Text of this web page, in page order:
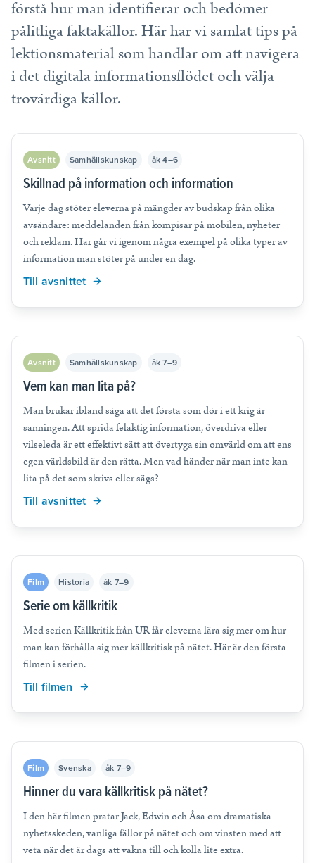
förstå hur man identifierar och bedömer
pålitliga faktakällor. Här har vi samlat tips på
lektionsmaterial som handlar om att navigera
i det digitala informationsflödet och välja
trovärdiga källor.
Avsnitt Samhällskunskap åk 4–6
Skillnad på information och information
Varje dag stöter eleverna på mängder av budskap från olika
avsändare: meddelanden från kompisar på mobilen, nyheter
och reklam. Här går vi igenom några exempel på olika typer av
information man stöter på under en dag.
Till avsnittet
Avsnitt Samhällskunskap åk 7–9
Vem kan man lita på?
Man brukar ibland säga att det första som dör i ett krig är
sanningen. Att sprida felaktig information, överdriva eller
vilseleda är ett effektivt sätt att övertyga sin omvärld om att ens
egen världsbild är den rätta. Men vad händer när man inte kan
lita på det som skrivs eller sägs?
Till avsnittet
Film Historia åk 7–9
Serie om källkritik
Med serien Källkritik från UR får eleverna lära sig mer om hur
man kan förhålla sig mer källkritisk på nätet. Här är den första
filmen i serien.
Till filmen
Film Svenska åk 7–9
Hinner du vara källkritisk på nätet?
I den här filmen pratar Jack, Edwin och Åsa om dramatiska
nyhetsskeden, vanliga fällor på nätet och om vinsten med att
veta när det är dags att vakna till och kolla lite extra.